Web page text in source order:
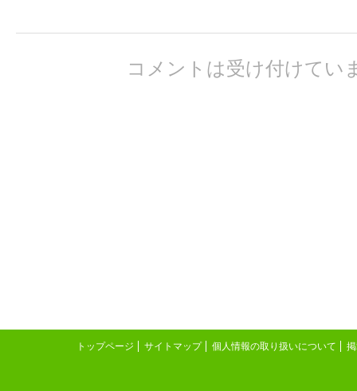
コメントは受け付けてい
トップページ サイトマップ 個人情報の取り扱いについて